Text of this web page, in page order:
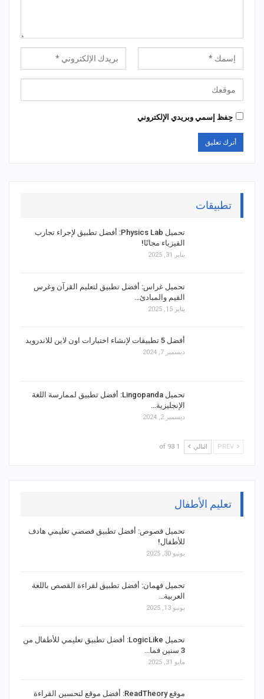
حِفظ إسمي وبريدي الإلكتروني
تطبيقات
تحميل Physics Lab: أفضل تطبيق لإجراء تجارب
الفيزياء مجانًا!
يناير 31, 2025
تحميل غراس: أفضل تطبيق لتعليم القرآن وغرس
القيم والمبادئ…
يناير 15, 2025
أفضل 5 تطبيقات لإنشاء اختبارات اون لاين للاندرويد
ديسمبر 7, 2024
تحميل Lingopanda: أفضل تطبيق لممارسة اللغة
الإنجليزية…
ديسمبر 2, 2024
التالي 1 of 93
تعليم الأطفال
تحميل قصوص: أفضل تطبيق قصصي تعليمي هادف
للأطفال!
يونيو 30, 2025
تحميل فهمان: أفضل تطبيق لقراءة القصص باللغة
العربية…
يونيو 13, 2025
تحميل LogicLike: أفضل تطبيق تعليمي للأطفال من
3 سنين فما…
مايو 31, 2025
موقع ReadTheory: أفضل موقع لتحسين القراءة